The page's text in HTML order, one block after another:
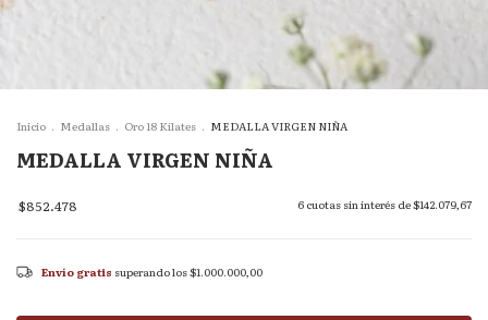
Inicio . Medallas . Oro 18 Kilates . MEDALLA VIRGEN NIÑA
MEDALLA VIRGEN NIÑA
$852.478 6 cuotas sin interés de$142.079,67
Envío gratis superando los$1.000.000,00